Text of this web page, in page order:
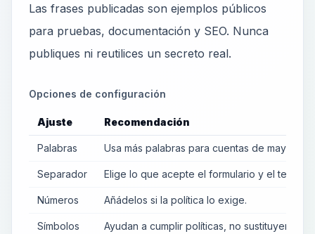
Las frases publicadas son ejemplos públicos
para pruebas, documentación y SEO. Nunca
publiques ni reutilices un secreto real.
Opciones de configuración
Ajuste Recomendación
Palabras Usa más palabras para cuentas de mayor
Separador Elige lo que acepte el formulario y el teclado.
Números Añádelos si la política lo exige.
Símbolos Ayudan a cumplir políticas, no sustituyen